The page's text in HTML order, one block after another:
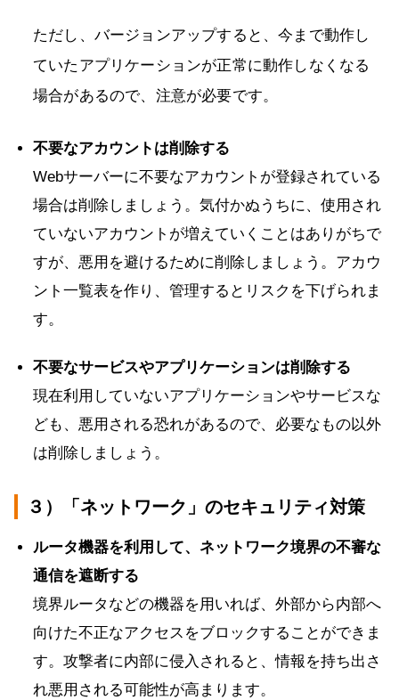
ただし、バージョンアップすると、今まで動作し
ていたアプリケーションが正常に動作しなくなる
場合があるので、注意が必要です。
不要なアカウントは削除する
Webサーバーに不要なアカウントが登録されている
場合は削除しましょう。気付かぬうちに、使用され
ていないアカウントが増えていくことはありがちで
すが、悪用を避けるために削除しましょう。アカウ
ント一覧表を作り、管理するとリスクを下げられま
す。
不要なサービスやアプリケーションは削除する
現在利用していないアプリケーションやサービスな
ども、悪用される恐れがあるので、必要なもの以外
は削除しましょう。
３）「ネットワーク」のセキュリティ対策
ルータ機器を利用して、ネットワーク境界の不審な
通信を遮断する
境界ルータなどの機器を用いれば、外部から内部へ
向けた不正なアクセスをブロックすることができま
す。攻撃者に内部に侵入されると、情報を持ち出さ
れ悪用される可能性が高まります。